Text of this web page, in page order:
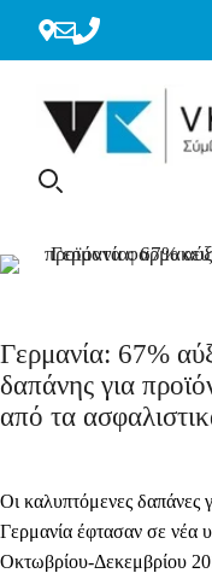
περιεχόμενο
Γερμανία: 67%
δαπάνης για
από τα
Οι καλυπτόμενες δαπάνες
Γερμανία έφτασαν σε νέα
Οκτωβρίου-Δεκεμβρίου